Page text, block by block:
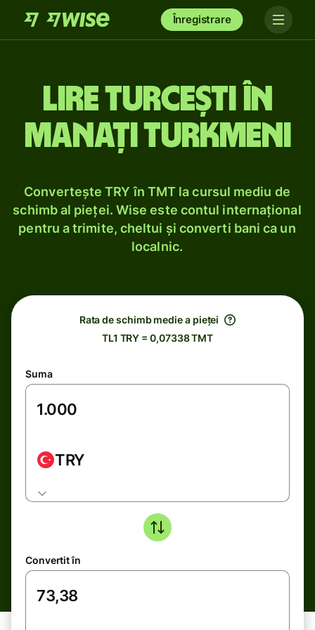
Înregistrare
Lire turcești în
manați turkmeni
Convertește TRY în TMT la cursul mediu de
schimb al pieței. Wise este contul internațional
pentru a trimite, cheltui și converti bani ca un
localnic.
Rata de schimb medie a pieței
TL1 TRY = 0,07338 TMT
Suma
TRY
Convertit în